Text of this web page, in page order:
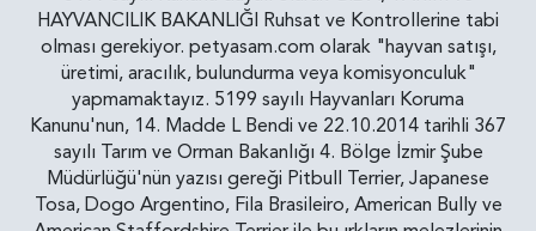
HAYVANCILIK BAKANLIĞI Ruhsat ve Kontrollerine tabi
olması gerekiyor. petyasam.com olarak "hayvan satışı,
üretimi, aracılık, bulundurma veya komisyonculuk"
yapmamaktayız. 5199 sayılı Hayvanları Koruma
Kanunu'nun, 14. Madde L Bendi ve 22.10.2014 tarihli 367
sayılı Tarım ve Orman Bakanlığı 4. Bölge İzmir Şube
Müdürlüğü'nün yazısı gereği Pitbull Terrier, Japanese
Tosa, Dogo Argentino, Fila Brasileiro, American Bully ve